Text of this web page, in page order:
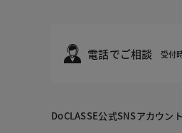
電話でご相談 受付
DoCLASSE公式SNSアカウント